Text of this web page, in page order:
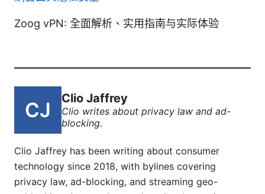
Zoog vPN: 全面解析、实用指南与实际体验
Clio Jaffrey
Clio writes about privacy law and ad-
blocking.
Clio Jaffrey has been writing about consumer
technology since 2018, with bylines covering
privacy law, ad-blocking, and streaming geo-